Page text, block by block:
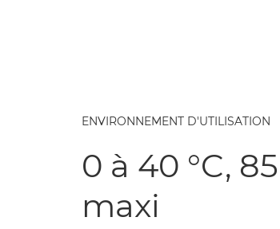
ENVIRONNEMENT D'UTILISATION
0 à 40 °C,
maxi